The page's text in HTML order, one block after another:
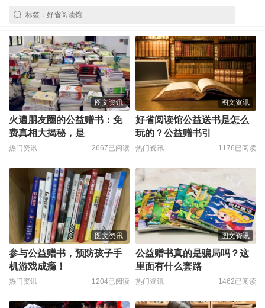
图文资讯
火遍朋友圈的公益赠书：免
费真相大揭秘，是
热门资讯 2667已阅读
图文资讯
好省阅读馆公益送书是怎么
玩的？公益赠书引
热门资讯 1176已阅读
图文资讯
参与公益赠书，预防孩子手
机游戏成瘾！
热门资讯 1204已阅读
图文资讯
公益赠书真的是骗局吗？这
里面有什么套路
热门资讯 1462已阅读